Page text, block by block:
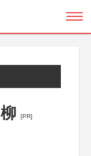
[PR]